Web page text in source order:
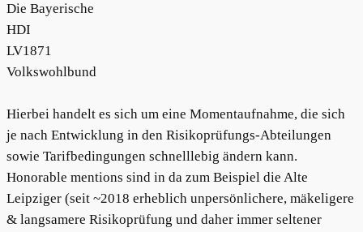
Die Bayerische
HDI
LV1871
Volkswohlbund
Hierbei handelt es sich um eine Momentaufnahme, die sich
je nach Entwicklung in den Risikoprüfungs-Abteilungen
sowie Tarifbedingungen schnelllebig ändern kann.
Honorable mentions sind in da zum Beispiel die Alte
Leipziger (seit ~2018 erheblich unpersönlichere, mäkeligere
& langsamere Risikoprüfung und daher immer seltener